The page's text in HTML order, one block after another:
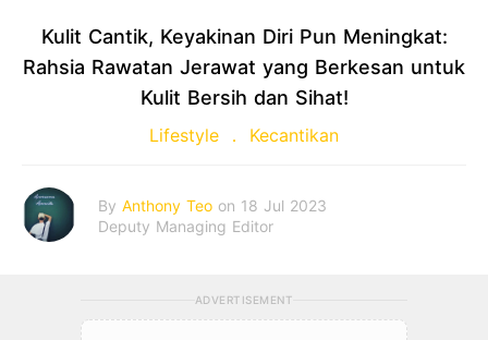
Kulit Cantik, Keyakinan Diri Pun Meningkat:
Rahsia Rawatan Jerawat yang Berkesan untuk
Kulit Bersih dan Sihat!
Lifestyle Kecantikan
By Anthony Teo on 18 Jul 2023
Deputy Managing Editor
ADVERTISEMENT